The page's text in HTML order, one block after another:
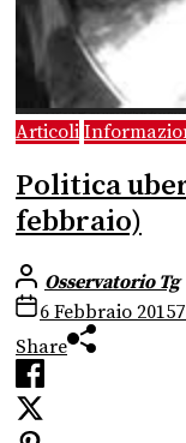
Articoli
Politica
febbraio)
Osservatorio Tg
6 Febbraio 2015
Share